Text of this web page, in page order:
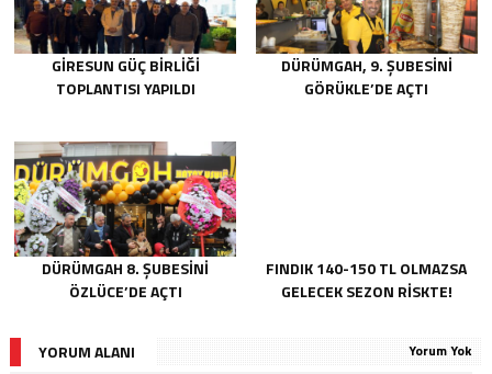
GIRESUN GÜÇ BIRLIĞI
TOPLANTISI YAPILDI
DÜRÜMGAH, 9. ŞUBESINI
GÖRÜKLE’DE AÇTI
DÜRÜMGAH 8. ŞUBESINI
ÖZLÜCE’DE AÇTI
FINDIK 140-150 TL OLMAZSA
GELECEK SEZON RISKTE!
YORUM ALANI Yorum Yok